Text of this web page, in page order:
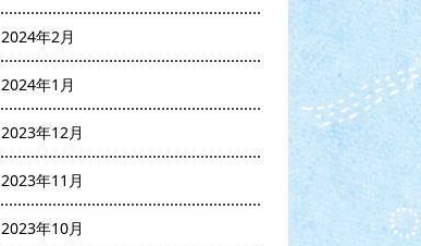
2024年2月
2024年1月
2023年12月
2023年11月
2023年10月